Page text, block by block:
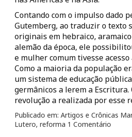
Contando com o impulso dado
Gutemberg, ao traduzir o texto
originais em hebraico,
alemão da época, ele
e mulher comum tivesse acesso
Como a maioria da população
um sistema de educação
germânicos a lerem a Escritura.
revolução a realizada por esse
Publicado em: Artigos e Crônicas
Lutero, reforma 1 Comentário